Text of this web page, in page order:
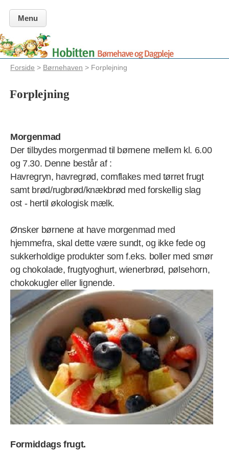
Menu
Forside > Børnehaven > Forplejning
Forplejning
Morgenmad
Der tilbydes morgenmad til børnene mellem kl. 6.00
og 7.30. Denne består af :
Havregryn, havregrød, cornflakes med tørret frugt
samt brød/rugbrød/knækbrød med forskellig slag
ost - hertil økologisk mælk.
Ønsker børnene at have morgenmad med
hjemmefra, skal dette være sundt, og ikke fede og
sukkerholdige produkter som f.eks. boller med smør
og chokolade, frugtyoghurt, wienerbrød, pølsehorn,
chokokugler eller lignende.
Formiddags frugt.